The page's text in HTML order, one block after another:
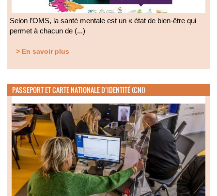
Selon l’OMS, la santé mentale est un « état de bien-être qui
permet à chacun de (...)
> En savoir plus
PASSEPORT ET CARTE NATIONALE D’IDENTITÉ (CNI)